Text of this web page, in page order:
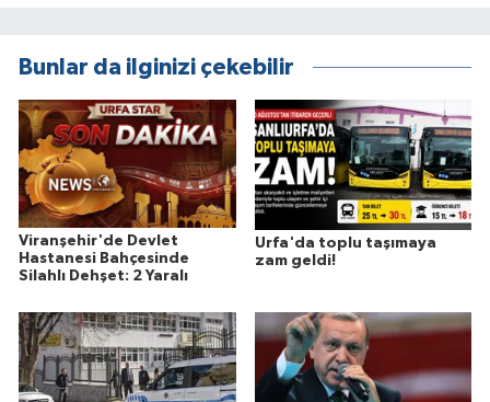
Bunlar da ilginizi çekebilir
Viranşehir'de Devlet
Hastanesi Bahçesinde
Silahlı Dehşet: 2 Yaralı
Urfa'da toplu taşımaya
zam geldi!